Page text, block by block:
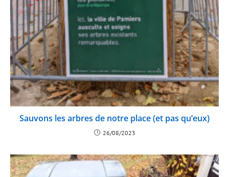
Sauvons les arbres de notre place (et pas qu’eux)
26/08/2023